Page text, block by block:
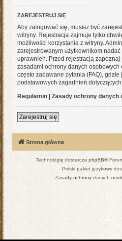
ZAREJESTRUJ SIĘ
Aby zalogować się, musisz być
witryny. Rejestracja zajmuje tylko
możliwości korzystania z witryny.
zarejestrowanym użytkownikom
uprawnień. Przed rejestracją zapoznaj
zasadami ochrony danych osobowych
często zadawane pytania (FAQ),
podstawowych zagadnień
Regulamin | Zasady ochrony danych
Zarejestruj się
Strona główna
Technologię dostarcza phpBB®
Polski pakiet językowy
Zasady ochrony danych